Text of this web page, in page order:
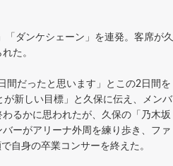
ダンケシェーン」を連発。客席が久
た。
間だったと思います」とこの2日間を
新しい目標」と久保に伝え、メンバ
るかに思われたが、久保の「乃木坂
ーがアリーナ外周を練り歩き、ファ
自身の卒業コンサーを終えた。